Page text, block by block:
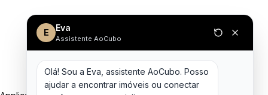
E Eva
Assistente AoCubo
Olá! Sou a Eva, assistente AoCubo. Posso
ajudar a encontrar imóveis ou conectar